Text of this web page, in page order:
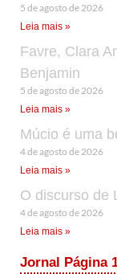
5 de agosto de 2026
Leia mais »
Favre, Clara
Benjamin
5 de agosto de 2026
Leia mais »
Múcio é uma
4 de agosto de 2026
Leia mais »
O discurso de
4 de agosto de 2026
Leia mais »
Jornal Página